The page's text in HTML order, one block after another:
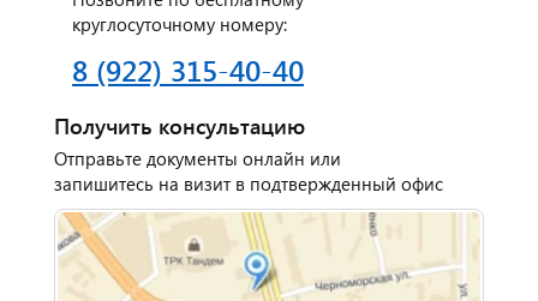
Отзыв от представителя
автосервиса "Ваш
Автомобиль".
круглосуточному номеру:
8 (922) 315-40-40
Получить консультацию
Отправьте документы онлайн или
запишитесь на визит в подтвержденный офис